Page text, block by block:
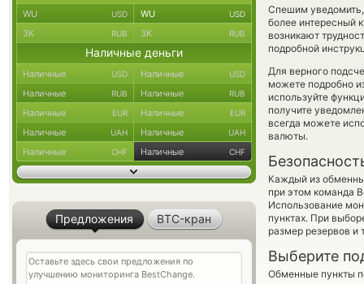
Спешим
более интересный
возникают
подробной
Для верного
можете подробно
используйте
получите
всегда можете
валюты.
Каждый из
при этом команда
Использование
пунктах. При
размер резервов и
Выберите
Обменные пункты
WU USD WU USD
ЗК RUB ЗК RUB
Наличные деньги
Наличные USD Наличные USD
Наличные RUB Наличные RUB
Наличные EUR Наличные EUR
Наличные UAH Наличные UAH
Наличные CHF Наличные CHF
Предложения BTC-кран